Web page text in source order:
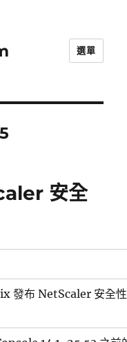
選單
安全
發布 NetScaler 安全